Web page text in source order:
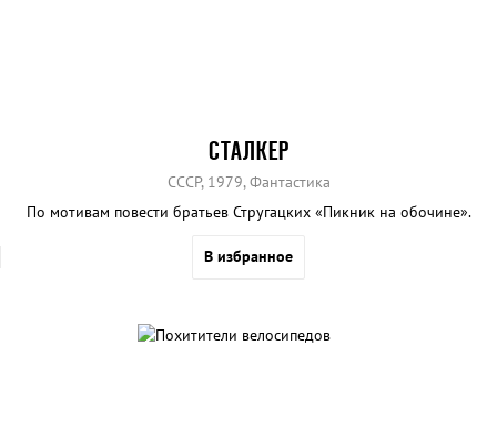
СТАЛКЕР
СССР, 1979, Фантастика
По мотивам повести братьев Стругацких «Пикник на обочине».
В избранное